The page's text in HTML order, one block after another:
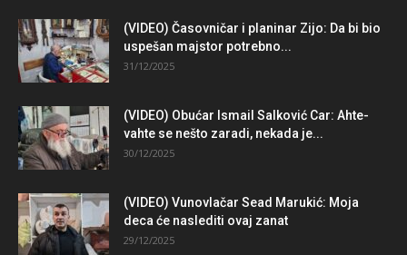
(VIDEO) Časovničar i planinar Zijo: Da bi bio
uspešan majstor potrebno...
31/12/2025
(VIDEO) Obućar Ismail Salković Car: Ahte-
vahte se nešto zaradi, nekada je...
30/12/2025
(VIDEO) Vunovlačar Sead Marukić: Moja
deca će naslediti ovaj zanat
29/12/2025